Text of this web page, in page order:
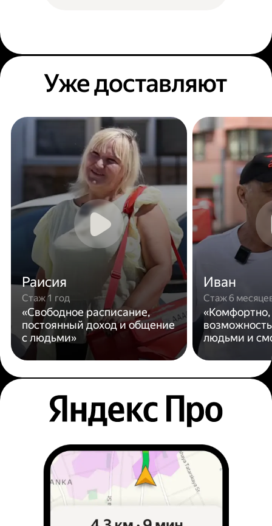
Уже доставляют
Раисия
Стаж 1 год
«Свободное расписание,
постоянный доход и общение
с людьми»
Иван
Стаж 6
людьми и